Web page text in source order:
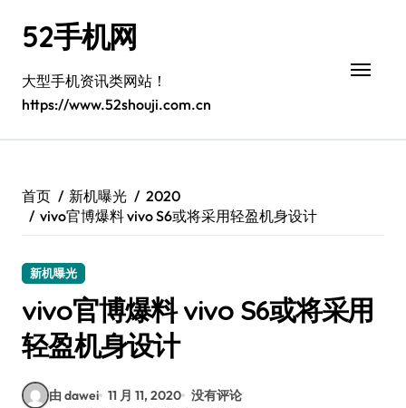
52手机网
大型手机资讯类网站！
https://www.52shouji.com.cn
首页 新机曝光
2020
vivo官博爆料 vivo S6或将采用轻盈机身设计
新机曝光
vivo官博爆料 vivo S6或将采用
轻盈机身设计
由 dawei 11 月 11, 2020 没有评论